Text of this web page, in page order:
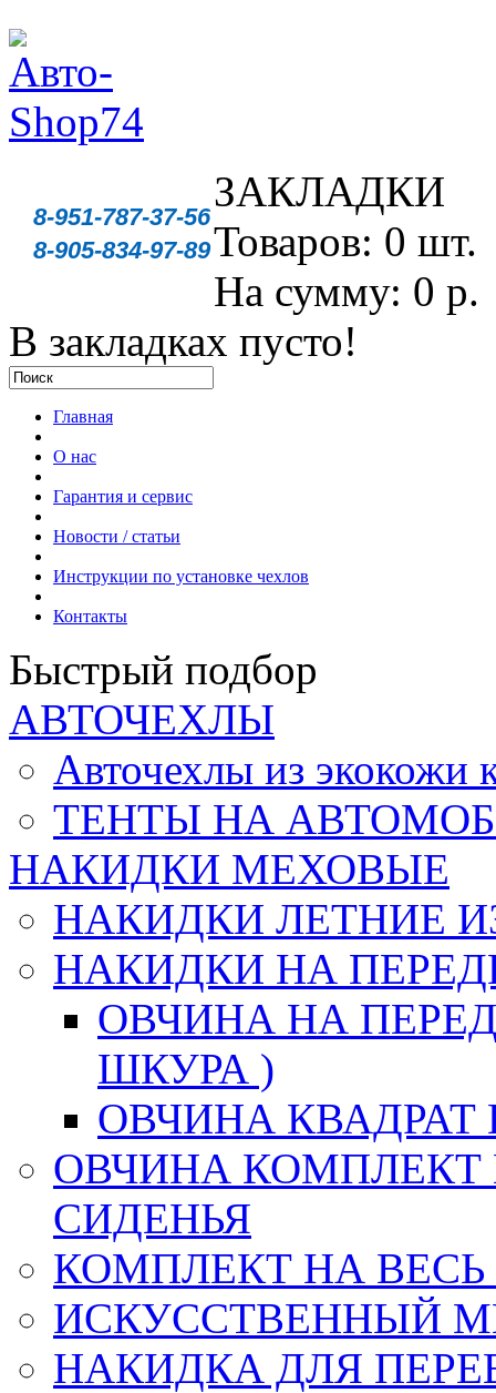
8-951-787-37-56
8-905-834-97-89
ЗАКЛАДКИ
Товаров: 0 шт.
На сумму: 0 р.
В закладках пусто!
Главная
О нас
Гарантия и сервис
Новости / статьи
Инструкции по установке чехлов
Контакты
Быстрый подбор
АВТОЧЕХЛЫ
Авточехлы из
ТЕНТЫ НА
НАКИДКИ МЕХОВЫЕ
НАКИДКИ ЛЕТНИЕ
НАКИДКИ НА
ОВЧИНА НА
ШКУРА )
ОВЧИНА КВАДРАТ
ОВЧИНА КОМПЛЕКТ
СИДЕНЬЯ
КОМПЛЕКТ НА
ИСКУССТВЕННЫЙ
НАКИДКА ДЛЯ